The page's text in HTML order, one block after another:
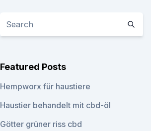
Featured Posts
Hempworx für haustiere
Haustier behandelt mit cbd-öl
Götter grüner riss cbd